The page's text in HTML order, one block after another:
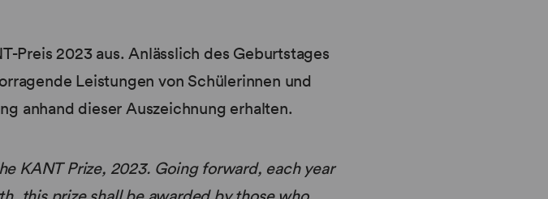
Preis 2023 aus. Anlässlich des Geburtstages
Leistungen von Schülerinnen und
anhand dieser Auszeichnung erhalten.
KANT Prize, 2023. Going forward, each year